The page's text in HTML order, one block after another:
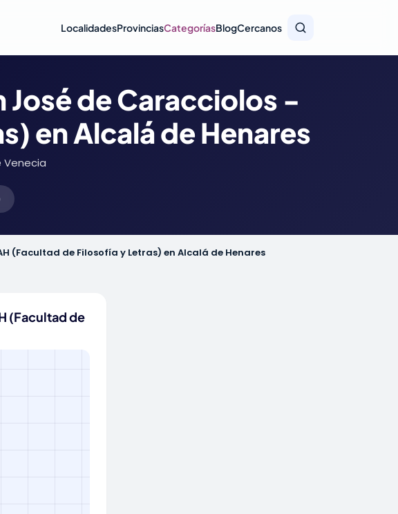
LocalidadesProvinciasCategoríasBlogCercanos
José de Caracciolos -
en Alcalá de Henares
Venecia
(Facultad de Filosofía y Letras) en Alcalá de Henares
(Facultad de